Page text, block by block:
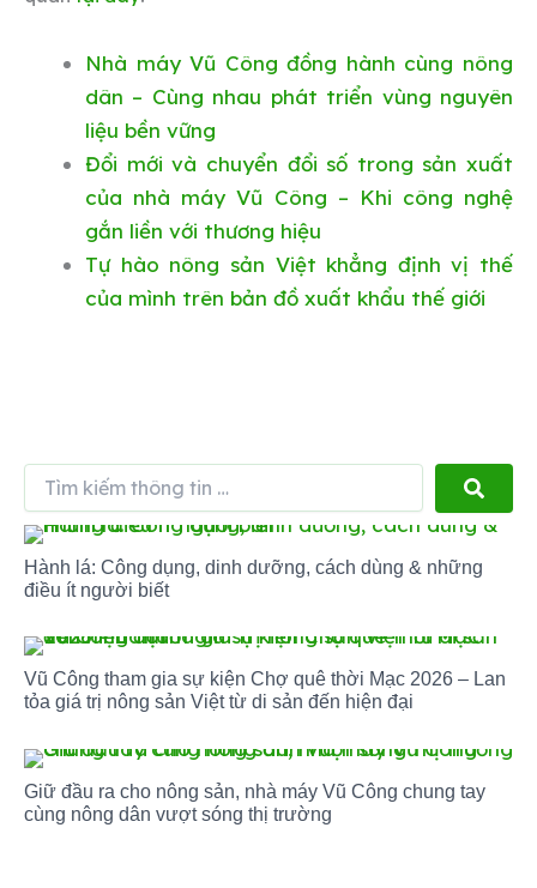
Nhà máy Vũ Công đồng hành cùng nông
dân – Cùng nhau phát triển vùng nguyên
liệu bền vững
Đổi mới và chuyển đổi số trong sản xuất
của nhà máy Vũ Công – Khi công nghệ
gắn liền với thương hiệu
Tự hào nông sản Việt khẳng định vị thế
của mình trên bản đồ xuất khẩu thế giới
kiếm
thông
tin
…
Hành lá: Công dụng, dinh dưỡng, cách dùng & những
điều ít người biết
Vũ Công tham gia sự kiện Chợ quê thời Mạc 2026 – Lan
tỏa giá trị nông sản Việt từ di sản đến hiện đại
Giữ đầu ra cho nông sản, nhà máy Vũ Công chung tay
cùng nông dân vượt sóng thị trường